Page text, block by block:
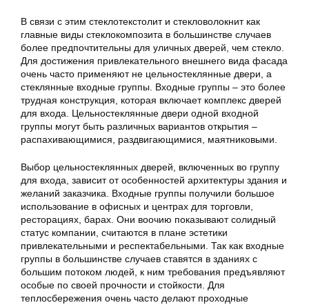
В связи с этим стеклотекстолит и стекловолокнит как
главные виды стеклокомпозита в большинстве случаев
более предпочтительны для уличных дверей, чем стекло.
Для достижения привлекательного внешнего вида фасада
очень часто применяют не цельностеклянные двери, а
стеклянные входные группы. Входные группы – это более
трудная конструкция, которая включает комплекс дверей
для входа. Цельностеклянные двери одной входной
группы могут быть различных вариантов открытия –
распахивающимися, раздвигающимися, маятниковыми.
Выбор цельностеклянных дверей, включенных во группу
для входа, зависит от особенностей архитектуры здания и
желаний заказчика. Входные группы получили большое
использование в офисных и центрах для торговли,
ресторациях, барах. Они воочию показывают солидный
статус компании, считаются в плане эстетики
привлекательными и респектабельными. Так как входные
группы в большинстве случаев ставятся в зданиях с
большим потоком людей, к ним требования предъявляют
особые по своей прочности и стойкости. Для
теплосбережения очень часто делают проходные